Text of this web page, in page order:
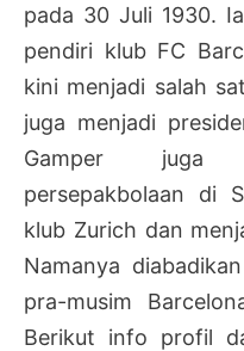
pada 30 Juli 1930.
pendiri klub FC
kini menjadi salah
juga menjadi
Gamper juga
persepakbolaan di
klub Zurich dan
Namanya
pra-musim
Berikut info profil